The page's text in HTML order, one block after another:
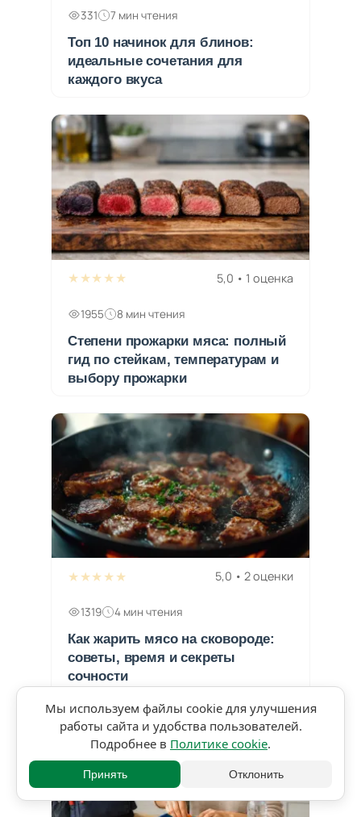
331 7 мин чтения
Топ 10 начинок для блинов:
идеальные сочетания для
каждого вкуса
★★★★★ 5,0 • 1 оценка
1955 8 мин чтения
Степени прожарки мяса: полный
гид по стейкам, температурам и
выбору прожарки
★★★★★ 5,0 • 2 оценки
1319 4 мин чтения
Как жарить мясо на сковороде:
советы, время и секреты
сочности
Мы используем файлы cookie для улучшения
работы сайта и удобства пользователей.
Подробнее в Политике cookie.
Принять Отклонить